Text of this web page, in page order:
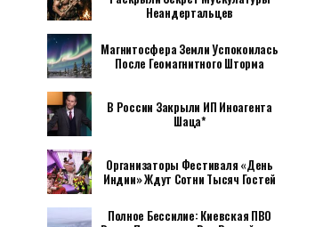
Неандертальцев
Магнитосфера Земли Успокоилась
После Геомагнитного Шторма
В России Закрыли ИП Иноагента
Шаца*
Организаторы Фестиваля «День
Индии» Ждут Сотни Тысяч Гостей
Полное Бессилие: Киевская ПВО